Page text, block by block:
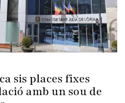
sis places fixes
amb un sou de